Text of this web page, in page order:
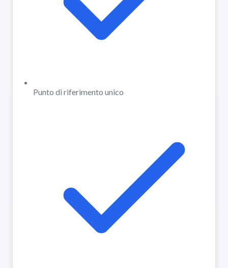
Punto di riferimento unico